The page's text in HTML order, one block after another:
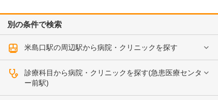
別の条件で検索
米島口駅の周辺駅から病院・クリニックを探す
診療科目から病院・クリニックを探す(急患医療センタ
ー前駅)